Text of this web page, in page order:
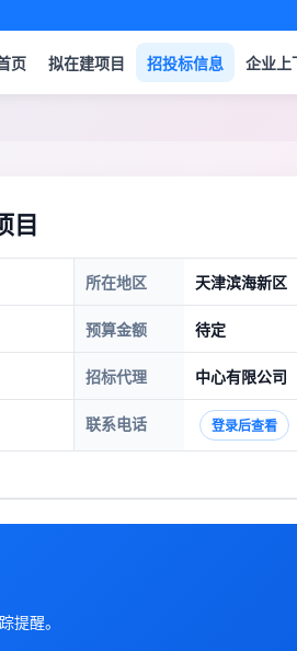
页 拟在建项目 招投标信息 企业上
目
所在地区 天津滨海新区
预算金额 待定
招标代理 中心有限公司
联系电话 登录后查看
提醒。